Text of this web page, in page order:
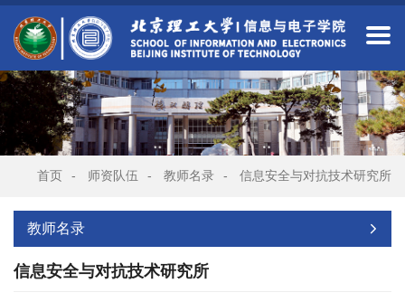
首页 - 师资队伍 - 教师名录 - 信息安全与对抗技术研究所
教师名录
信息安全与对抗技术研究所